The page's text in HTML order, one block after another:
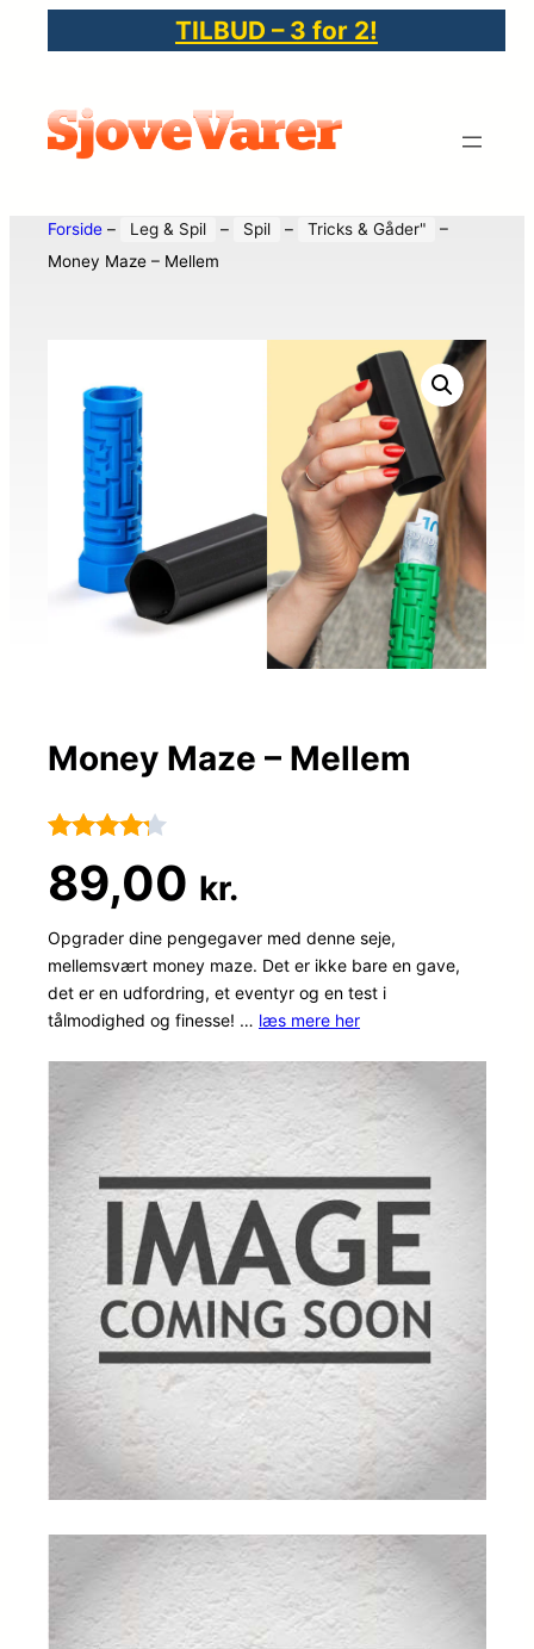
TILBUD – 3 for 2!
Forside – Leg & Spil – Spil – Tricks & Gåder"
–
Money Maze – Mellem
Money Maze – Mellem
som4.2
ud af 5
baseret
på
ømmelse
r
89,00 kr.
Opgrader dine pengegaver med denne seje,
mellemsvært money maze. Det er ikke bare en gave,
det er en udfordring, et eventyr og en test i
tålmodighed og finesse! … læs mere her